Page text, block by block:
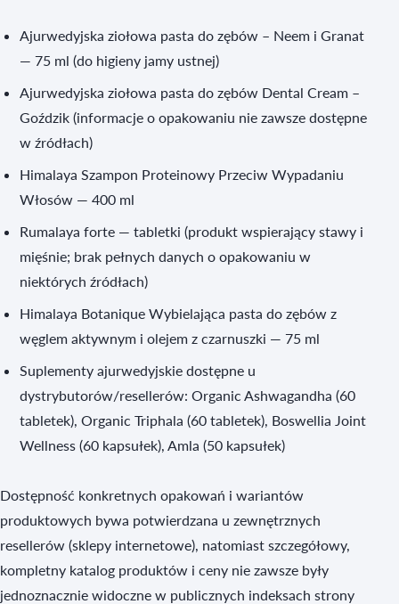
Ajurwedyjska ziołowa pasta do zębów – Neem i Granat
— 75 ml (do higieny jamy ustnej)
Ajurwedyjska ziołowa pasta do zębów Dental Cream –
Goździk (informacje o opakowaniu nie zawsze dostępne
w źródłach)
Himalaya Szampon Proteinowy Przeciw Wypadaniu
Włosów — 400 ml
Rumalaya forte — tabletki (produkt wspierający stawy i
mięśnie; brak pełnych danych o opakowaniu w
niektórych źródłach)
Himalaya Botanique Wybielająca pasta do zębów z
węglem aktywnym i olejem z czarnuszki — 75 ml
Suplementy ajurwedyjskie dostępne u
dystrybutorów/resellerów: Organic Ashwagandha (60
tabletek), Organic Triphala (60 tabletek), Boswellia Joint
Wellness (60 kapsułek), Amla (50 kapsułek)
Dostępność konkretnych opakowań i wariantów
produktowych bywa potwierdzana u zewnętrznych
resellerów (sklepy internetowe), natomiast szczegółowy,
kompletny katalog produktów i ceny nie zawsze były
jednoznacznie widoczne w publicznych indeksach strony